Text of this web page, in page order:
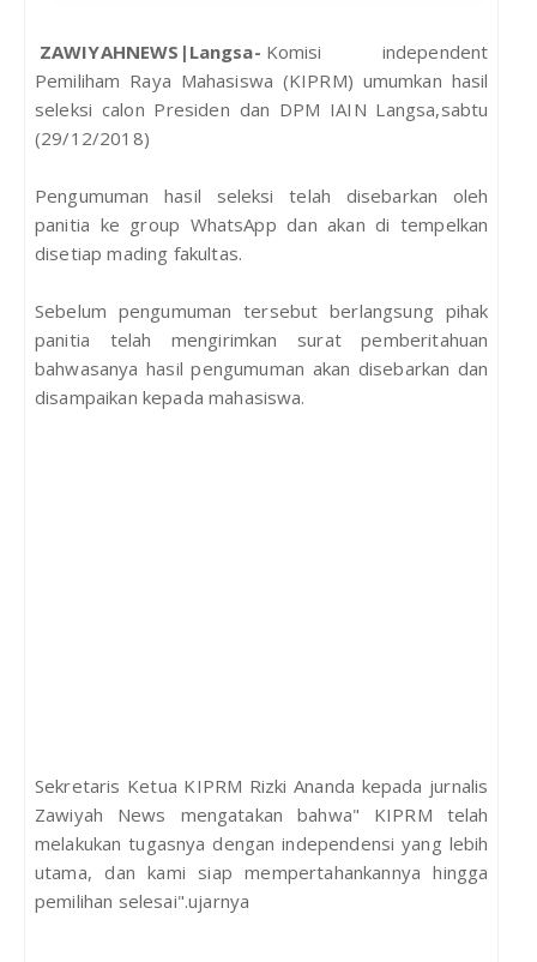
ZAWIYAHNEWS|Langsa- Komisi independent
Pemiliham Raya Mahasiswa (KIPRM) umumkan hasil
seleksi calon Presiden dan DPM IAIN Langsa,sabtu
(29/12/2018)
Pengumuman hasil seleksi telah disebarkan oleh
panitia ke group WhatsApp dan akan di tempelkan
disetiap mading fakultas.
Sebelum pengumuman tersebut berlangsung pihak
panitia telah mengirimkan surat pemberitahuan
bahwasanya hasil pengumuman akan disebarkan dan
disampaikan kepada mahasiswa.
Sekretaris Ketua KIPRM Rizki Ananda kepada jurnalis
Zawiyah News mengatakan bahwa" KIPRM telah
melakukan tugasnya dengan independensi yang lebih
utama, dan kami siap mempertahankannya hingga
pemilihan selesai".ujarnya